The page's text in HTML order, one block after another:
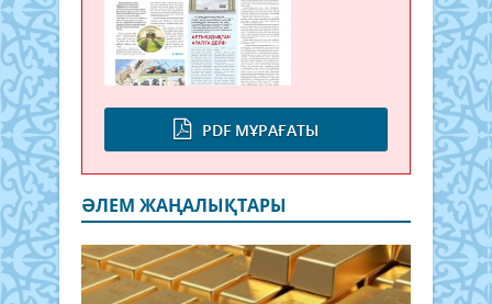
PDF МҰРАҒАТЫ
ӘЛЕМ ЖАҢАЛЫҚТАРЫ